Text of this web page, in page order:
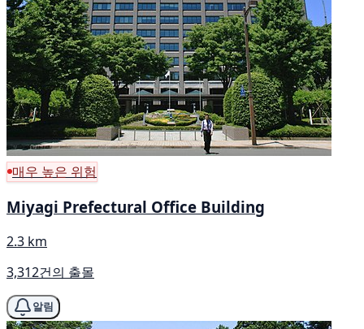
매우 높은 위험
Miyagi Prefectural Office Building
2.3 km
3,312건의 출몰
알림